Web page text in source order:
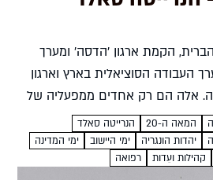
הקמת ארגון 'הדסה' ומערך
העבודה הסוציאלית בארץ וארגון
אלה הם רק אחדים ממפעליה של
בעלת השקפה פציפיסטיתהמאה ה-20
הנרייטה סאלד
יהדות הונגריה ימי היישוב
ימי המדינה
קהילות ועֵדות רפואה